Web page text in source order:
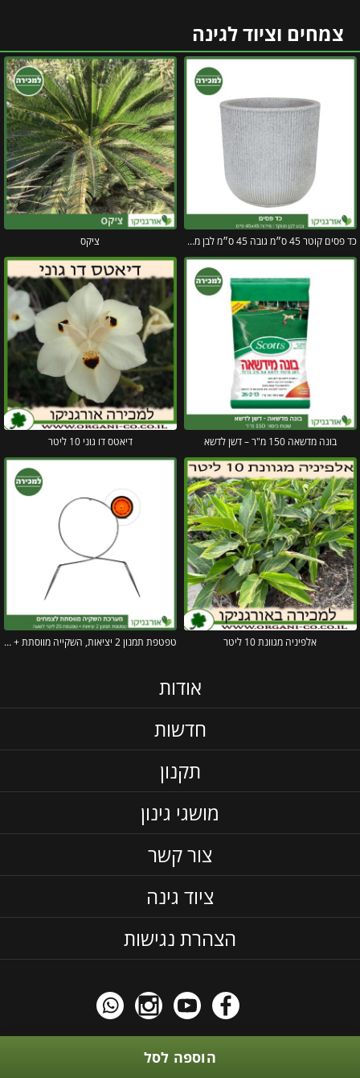
הוספה לסל
צמחים וציוד לגינה
כד פסים קוטר 45 ס״מ גובה 45 ס״מ לבן מנוקד ציקס
בונה מדשאה 150 מ"ר – דשן לדשא דיאטס דו גוני 10 ליטר
אלפיניה מגוונת 10 ליטר טפטפת תמנון 2 יציאות, השקייה מווסתת + טפטפת 25 ליטר לשעה
אודות
חדשות
תקנון
מושגי גינון
צור קשר
ציוד גינה
הצהרת נגישות
כל התוכן באתר הוא בגדר תוכן אינפורמטיבי אין לראות בזה המלצה